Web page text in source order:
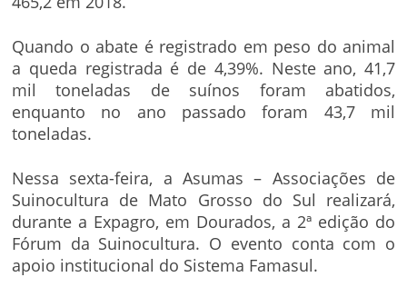
Quando o abate é registrado em peso do animal
a queda registrada é de 4,39%. Neste ano, 41,7
mil toneladas de suínos foram abatidos,
enquanto no ano passado foram 43,7 mil
toneladas.
Nessa sexta-feira, a Asumas – Associações de
Suinocultura de Mato Grosso do Sul realizará,
durante a Expagro, em Dourados, a 2ª edição do
Fórum da Suinocultura. O evento conta com o
apoio institucional do Sistema Famasul.